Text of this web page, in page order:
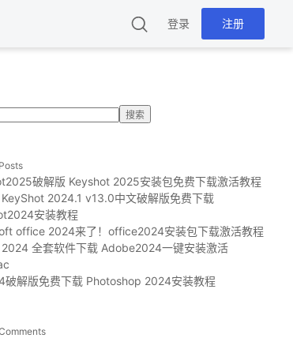
登录 注册
搜索
破解版 Keyshot 2025安装包免费下载激活教程
2024.1 v13.0中文破解版免费下载
安装教程
office 2024来了！office2024安装包下载激活教程
全套软件下载 Adobe2024一键安装激活
破解版免费下载 Photoshop 2024安装教程